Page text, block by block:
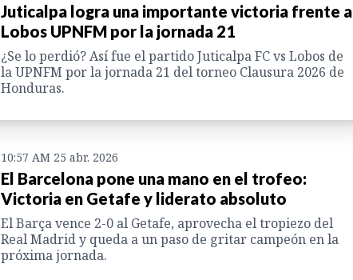
Juticalpa logra una importante victoria frente a
Lobos UPNFM por la jornada 21
¿Se lo perdió? Así fue el partido Juticalpa FC vs Lobos de
la UPNFM por la jornada 21 del torneo Clausura 2026 de
Honduras.
10:57 AM 25 abr. 2026
El Barcelona pone una mano en el trofeo:
Victoria en Getafe y liderato absoluto
El Barça vence 2-0 al Getafe, aprovecha el tropiezo del
Real Madrid y queda a un paso de gritar campeón en la
próxima jornada.